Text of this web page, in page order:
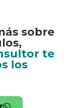
sobre
te
los